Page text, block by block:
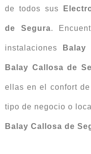
de todos sus
de Segura.
instalaciones Balay
Balay Callosa de
ellas en el confort
tipo de negocio o
Balay Callosa de